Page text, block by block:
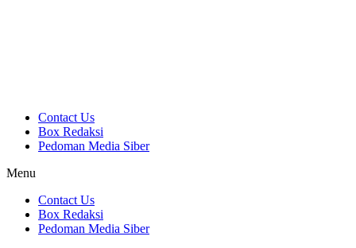
Contact Us
Box Redaksi
Pedoman Media Siber
Menu
Contact Us
Box Redaksi
Pedoman Media Siber